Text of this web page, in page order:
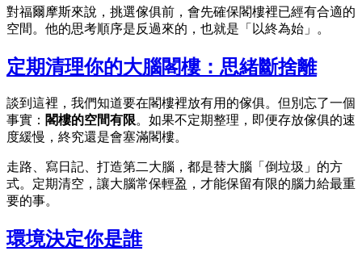
對福爾摩斯來說，挑選傢俱前，會先確保閣樓裡已經有合適的
空間。他的思考順序是反過來的，也就是「以終為始」。
定期清理你的大腦閣樓：思緒斷捨離
談到這裡，我們知道要在閣樓裡放有用的傢俱。但別忘了一個
事實： 閣樓的空間有限。如果不定期整理，即便存放傢俱的速
度緩慢，終究還是會塞滿閣樓。
走路、寫日記、打造第二大腦，都是替大腦「倒垃圾」的方
式。定期清空，讓大腦常保輕盈，才能保留有限的腦力給最重
要的事。
環境決定你是誰